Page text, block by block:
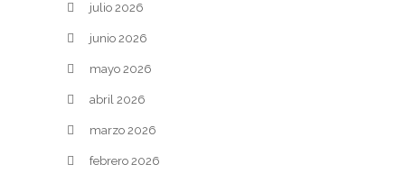
julio 2026
junio 2026
mayo 2026
abril 2026
marzo 2026
febrero 2026